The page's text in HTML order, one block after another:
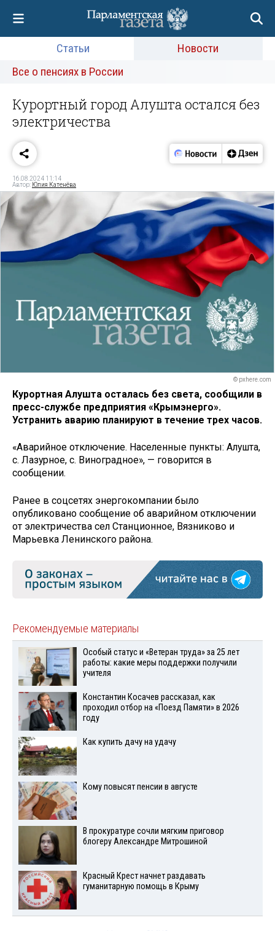
Статьи
Новости
Все о пенсиях в России
Курортный город Алушта остался без
электричества
16.08.2024 11:14
Автор: Юлия Катенёва
© pxhere.com
Курортная Алушта осталась без света, сообщили в
пресс-службе предприятия «Крымэнерго».
Устранить аварию планируют в течение трех часов.
«Аварийное отключение. Населенные пункты: Алушта,
с. Лазурное, с. Виноградное», — говорится в
сообщении.
Ранее в соцсетях энергокомпании было
опубликовано сообщение об аварийном отключении
от электричества сел Станционное, Вязниково и
Марьевка Ленинского района.
Рекомендуемые материалы
Особый статус и «Ветеран труда» за 25 лет
работы: какие меры поддержки получили
учителя
Константин Косачев рассказал, как
проходил отбор на «Поезд Памяти» в 2026
году
Как купить дачу на удачу
Кому повысят пенсии в августе
В прокуратуре сочли мягким приговор
блогеру Александре Митрошиной
Красный Крест начнет раздавать
гуманитарную помощь в Крыму